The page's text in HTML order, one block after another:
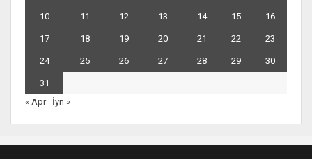
10 11 12 13 14 15 16
17 18 19 20 21 22 23
24 25 26 27 28 29 30
31
« Apr
İyn »